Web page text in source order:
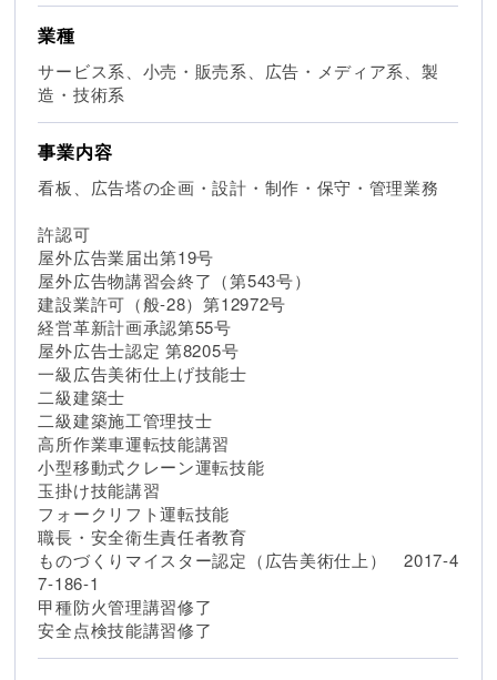
業種
サービス系、小売・販売系、広告・メディア系、製
造・技術系
事業内容
看板、広告塔の企画・設計・制作・保守・管理業務
許認可
屋外広告業届出第19号
屋外広告物講習会終了（第543号）
建設業許可（般-28）第12972号
経営革新計画承認第55号
屋外広告士認定 第8205号
一級広告美術仕上げ技能士
二級建築士
二級建築施工管理技士
高所作業車運転技能講習
小型移動式クレーン運転技能
玉掛け技能講習
フォークリフト運転技能
職長・安全衛生責任者教育
ものづくりマイスター認定（広告美術仕上） 2017-4
7-186-1
甲種防火管理講習修了
安全点検技能講習修了